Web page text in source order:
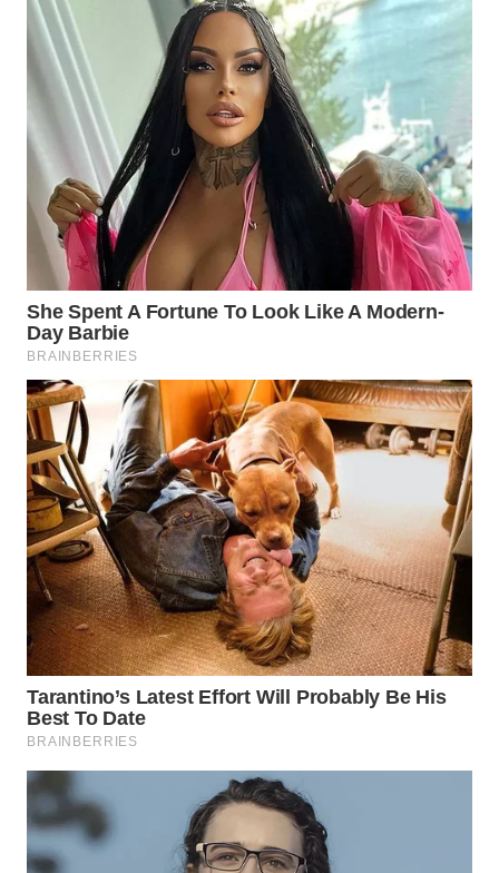
WN
MALUT
WN
DAIRI
WN
DANAU
TOBA
WN
NIAS
WN
LANGKAT
WN
TAPANULI
SELATAN
WN
TANJUNG
LESUNG
WN
WN
SIMALUNGUN
WN
LABUHANBATU